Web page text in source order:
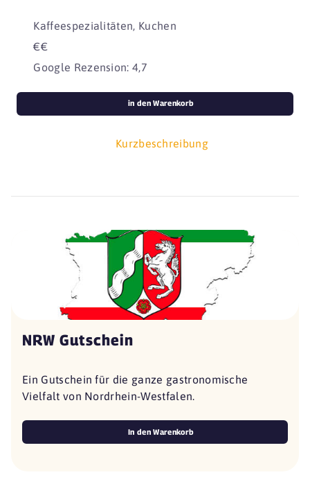
Kaffeespezialitäten, Kuchen
€€
Google Rezension: 4,7
Kurzbeschreibung
in den Warenkorb
NRW Gutschein
Ein Gutschein für die ganze gastronomische
Vielfalt von Nordrhein-Westfalen.
In den Warenkorb